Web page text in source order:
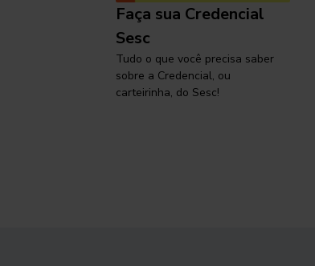
Faça sua Credencial
Sesc
Tudo o que você precisa saber
sobre a Credencial, ou
carteirinha, do Sesc!